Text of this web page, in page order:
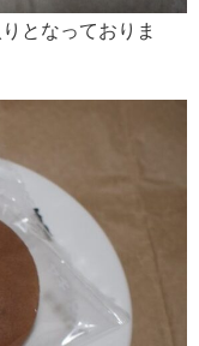
となっておりま